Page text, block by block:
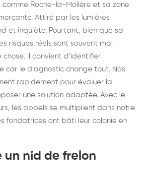
Roche-la-Molière et sa zone
Attiré par les lumières
et inquiète. Pourtant, bien que sa
risques réels sont souvent mal
il convient d’identifier
car le diagnostic change tout. Nos
rapidement pour évaluer la
une solution adaptée. Avec le
les appels se multiplient dans notre
fondatrices ont bâti leur colonie en
un nid de frelon